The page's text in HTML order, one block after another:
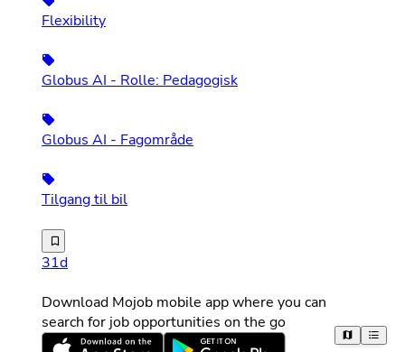
Flexibility
Globus AI - Rolle: Pedagogisk
Globus AI - Fagområde
Tilgang til bil
Bli en viktig del av barns hverdag – vi søker flere
31d
Download Mojob mobile app where you can
search for job opportunities on the go